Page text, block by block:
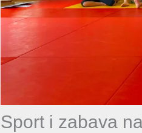
Sport i zabava